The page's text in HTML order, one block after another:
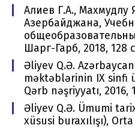
Алиев Г.А., Махмудлу
Азербайджана,
Шарг-Гарб, 2018, 128
Əliyev Q.Ə.
məktəblərinin IX sinfi
Qərb nəşriyyatı, 2016,
Əliyev Q.Ə. Ümumi
xüsusi buraxılışı),